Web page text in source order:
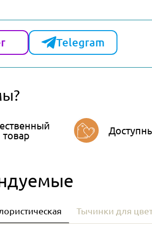
Telegram
товар
Тычинки для